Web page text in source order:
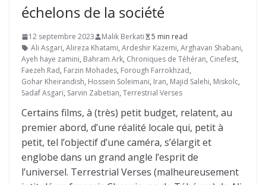
échelons de la société
12 septembre 2023 Malik Berkati
5 min read
Ali Asgari, Alireza Khatami, Ardeshir Kazemi, Arghavan Shabani,
Ayeh haye zamini, Bahram Ark, Chroniques de Téhéran, Cinefest,
Faezeh Rad, Farzin Mohades, Forough Farrokhzad,
Gohar Kheirandish, Hossein Soleimani, Iran, Majid Salehi, Miskolc,
Sadaf Asgari, Sarvin Zabetian, Terrestrial Verses
Certains films, à (très) petit budget, relatent, au
premier abord, d’une réalité locale qui, petit à
petit, tel l’objectif d’une caméra, s’élargit et
englobe dans un grand angle l’esprit de
l’universel. Terrestrial Verses (malheureusement